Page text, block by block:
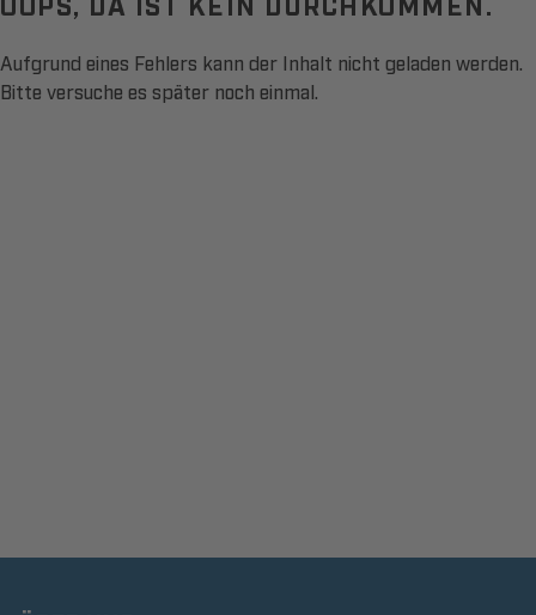
Aufgrund eines Fehlers kann der Inhalt nicht geladen werden.
Bitte versuche es später noch einmal.